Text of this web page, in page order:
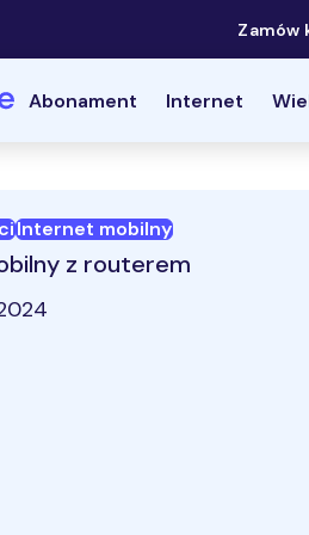
Zamów
Abonament Internet
Internet mobilny
z routerem